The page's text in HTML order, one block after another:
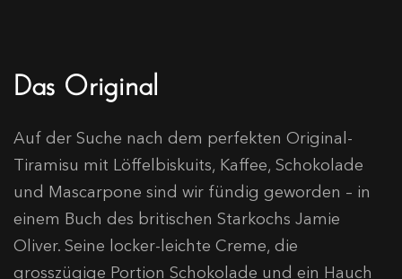
Das Original
Auf der Suche nach dem perfekten Original-
Tiramisu mit Löffelbiskuits, Kaffee, Schokolade
und Mascarpone sind wir fündig geworden – in
einem Buch des britischen Starkochs Jamie
Oliver. Seine locker-leichte Creme, die
grosszügige Portion Schokolade und ein Hauch